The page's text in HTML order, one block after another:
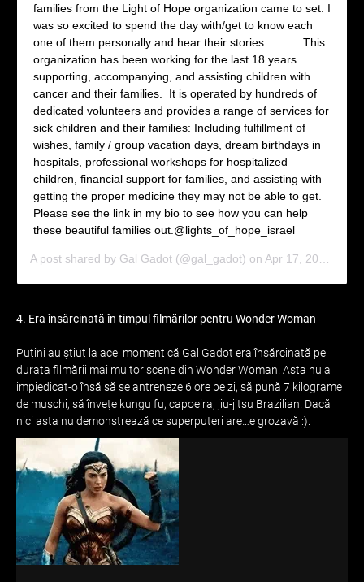
families from the Light of Hope organization came to set. I
was so excited to spend the day with/get to know each
one of them personally and hear their stories. .... .... This
organization has been working for the last 18 years
supporting, accompanying, and assisting children with
cancer and their families. It is operated by hundreds of
dedicated volunteers and provides a range of services for
sick children and their families: Including fulfillment of
wishes, family / group vacation days, dream birthdays in
hospitals, professional workshops for hospitalized
children, financial support for families, and assisting with
getting the proper medicine they may not be able to get.
Please see the link in my bio to see how you can help
these beautiful families out.@lights_of_hope_israel
A post shared by Gal Gadot (@gal_gadot) on Apr 17, 2019 at 9:06am PDT
4. Era însărcinată în timpul filmărilor pentru Wonder Woman
Puțini au știut la acel moment că Gal Gadot era însărcinată pe
durata filmării mai multor scene din Wonder Woman. Asta nu a
impiedicat-o însă să se antreneze 6 ore pe zi, să pună 7 kilograme
de mușchi, să învețe kungu fu, capoeira, jiu-jitsu Brazilian. Dacă
nici asta nu demonstrează ce superputeri are…e grozavă :).